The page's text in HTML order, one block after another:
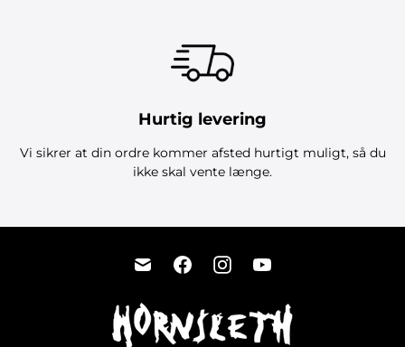
Hurtig levering
Vi sikrer at din ordre kommer afsted hurtigt muligt, så du
ikke skal vente længe.